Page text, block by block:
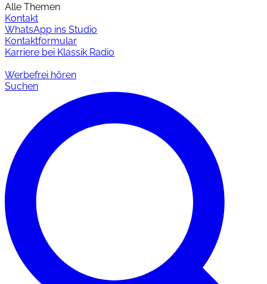
Alle Themen
Kontakt
WhatsApp ins Studio
Kontaktformular
Karriere bei Klassik Radio
Werbefrei hören
Suchen